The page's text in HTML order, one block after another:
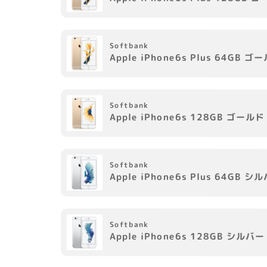
Softbank
Apple iPhone6s Plus 64GB ゴー
Softbank
Apple iPhone6s 128GB ゴールド
Softbank
Apple iPhone6s Plus 64GB シル
Softbank
Apple iPhone6s 128GB シルバー